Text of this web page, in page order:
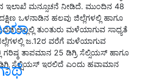
ಇಲಾಖೆ ಮನ್ಸೂಚನೆ ನೀಡಿದೆ. ಮುಂದಿನ 48
ಒಳನಾಡಿನ ಹಲವು ಜಿಲ್ಲೆಗಳಲ್ಲಿ ಹಾಗೂ
ಅಲ್ಲಲ್ಲಿ ತುಂತುರು ಮಳೆಯಾಗುವ ಸಾಧ್ಯತೆ
ಜ.12ರ ವರೆಗೆ ಮಳೆಯಾಗುವ
ಗರಿಷ್ಠ ತಾಪಮಾನ 25 ಡಿಗ್ರಿ ಸೆಲ್ಸಿಯಸ್‌ ಹಾಗೂ
ಸೆಲ್ಷಿಯಸ್‌ ಇರಲಿದೆ ಎಂದು ಹವಾಮಾನ